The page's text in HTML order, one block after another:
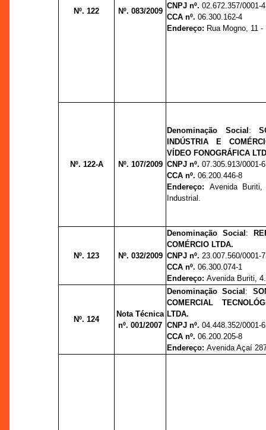
Nº. 122 Nº. 083/2009
CNPJ nº. 02.672.357/0001-
CCA nº. 06.300.162-4
Endereço: Rua Mogno, 11
Nº. 122-A Nº. 107/2009
Denominação Social :
INDÚSTRIA E
VÍDEO FONOGRÁFICA
CNPJ nº. 07.305.913/0001-
CCA nº. 06.200.446-8
Endereço: Avenida
Industrial.
Nº. 123 Nº. 032/2009
Denominação Social :
COMÉRCIO LTDA.
CNPJ nº. 23.007.560/0001-
CCA nº. 06.300.074-1
Endereço:Avenida Buriti,
Nº. 124
Nota Técnica
nº. 001/2007
Denominação Social :
COMERCIAL
LTDA.
CNPJ nº. 04.448.352/0001-
CCA nº. 06.200.205-8
Endereço:Avenida Açaí